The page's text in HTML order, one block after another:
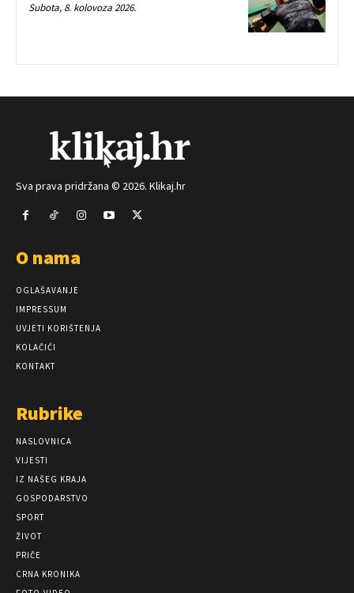
Subota, 8. kolovoza 2026.
Sva prava pridržana © 2026. Klikaj.hr
O nama
OGLAŠAVANJE
IMPRESSUM
UVJETI KORIŠTENJA
KOLAČIĆI
KONTAKT
Rubrike
NASLOVNICA
VIJESTI
IZ NAŠEG KRAJA
GOSPODARSTVO
SPORT
ŽIVOT
PRIČE
CRNA KRONIKA